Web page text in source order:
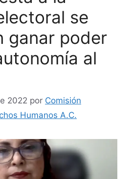
se
ganar poder
al
2022 por Comisión
Humanos A.C.